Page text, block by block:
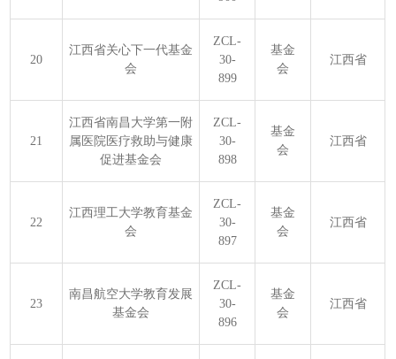
20
江西省关心下一代基金
会
ZCL-
30-
899
基金
会
江西省
21
江西省南昌大学第一附
属医院医疗救助与健康
促进基金会
ZCL-
30-
898
基金
会
江西省
22
江西理工大学教育基金
会
ZCL-
30-
897
基金
会
江西省
23
南昌航空大学教育发展
基金会
ZCL-
30-
896
基金
会
江西省